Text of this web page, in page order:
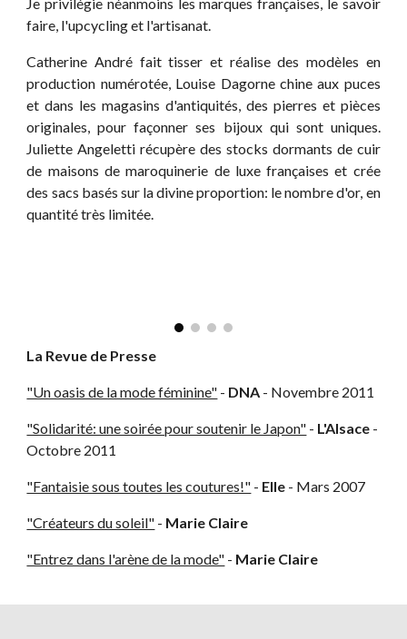
faire, l'upcycling et l'artisanat.
Catherine André fait tisser et réalise des modèles en
production numérotée, Louise Dagorne chine aux puces
et dans les magasins d'antiquités, des pierres et pièces
originales, pour façonner ses bijoux qui sont uniques.
Juliette Angeletti récupère des stocks dormants de cuir
de maisons de maroquinerie de luxe françaises et crée
des sacs basés sur la divine proportion: le nombre d'or, en
quantité très limitée.
La Revue de Presse
"Un oasis de la mode féminine" - DNA - Novembre 2011
"Solidarité: une soirée pour soutenir le Japon" - L'Alsace -
Octobre 2011
"Fantaisie sous toutes les coutures!" - Elle - Mars 2007
"Créateurs du soleil" - Marie Claire
"Entrez dans l'arène de la mode" - Marie Claire